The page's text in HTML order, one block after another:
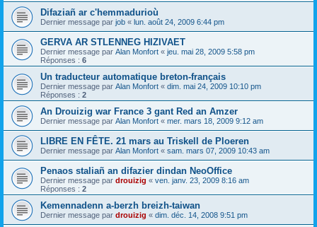
Difaziañ ar c'hemmadurioù
Dernier message par job « lun. août 24, 2009 6:44 pm
GERVA AR STLENNEG HIZIVAET
Dernier message par Alan Monfort « jeu. mai 28, 2009 5:58 pm
Réponses : 6
Un traducteur automatique breton-français
Dernier message par Alan Monfort « dim. mai 24, 2009 10:10 pm
Réponses : 2
An Drouizig war France 3 gant Red an Amzer
Dernier message par Alan Monfort « mer. mars 18, 2009 9:12 am
LIBRE EN FÊTE. 21 mars au Triskell de Ploeren
Dernier message par Alan Monfort « sam. mars 07, 2009 10:43 am
Penaos staliañ an difazier dindan NeoOffice
Dernier message par drouizig « ven. janv. 23, 2009 8:16 am
Réponses : 2
Kemennadenn a-berzh breizh-taiwan
Dernier message par drouizig « dim. déc. 14, 2008 9:51 pm